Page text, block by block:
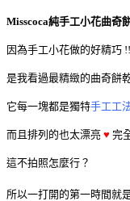
Misscoca純手工小花曲奇
因為手工小花做的好精巧 !!
是我看過最精緻的曲奇餅
它每一塊都是獨特手工工
而且排列的也太漂亮 ♥ 完
這不拍照怎麼行？
所以一打開的第一時間就